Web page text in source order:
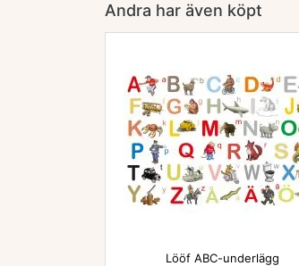
Andra har även köpt

Lööf ABC-underlägg